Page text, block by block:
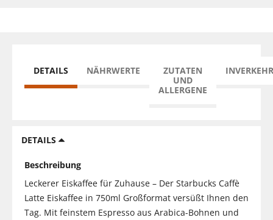
DETAILS NÄHRWERTE
ZUTATEN
UND
ALLERGENE
DETAILS
Beschreibung
Leckerer Eiskaffee für Zuhause – Der Starbucks Caffè
Latte Eiskaffee in 750ml Großformat versüßt Ihnen den
Tag. Mit feinstem Espresso aus Arabica-Bohnen und